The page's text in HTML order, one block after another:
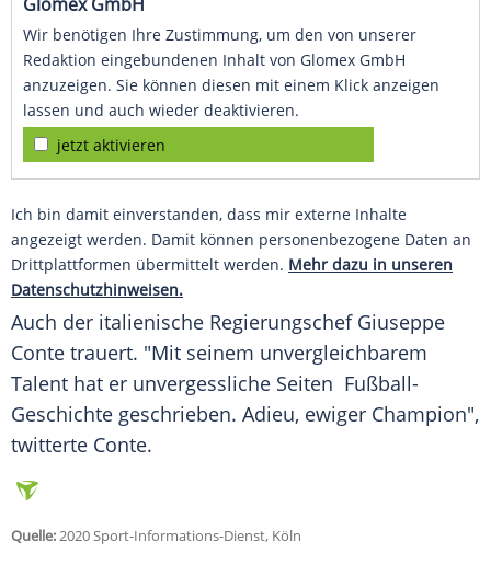
Wir benötigen Ihre Zustimmung, um den von unserer
Redaktion eingebundenen Inhalt von Glomex GmbH
anzuzeigen. Sie können diesen mit einem Klick anzeigen
lassen und auch wieder deaktivieren.
jetzt aktivieren
Ich bin damit einverstanden, dass mir externe Inhalte
angezeigt werden. Damit können personenbezogene Daten an
Drittplattformen übermittelt werden. Mehr dazu in unseren
Datenschutzhinweisen.
Auch der italienische Regierungschef Giuseppe
Conte trauert. "Mit seinem unvergleichbarem
Talent hat er unvergessliche Seiten Fußball-
Geschichte geschrieben. Adieu, ewiger Champion",
twitterte Conte.
Quelle:2020 Sport-Informations-Dienst, Köln